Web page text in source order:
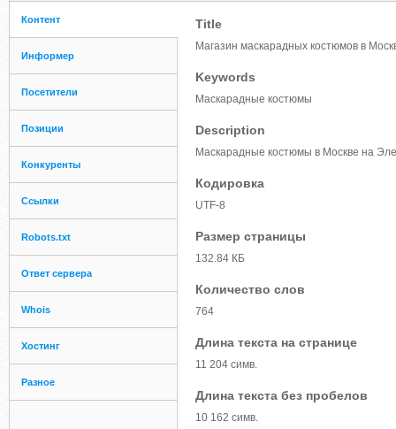
Контент
Информер
Посетители
Позиции
Конкуренты
Ссылки
Robots.txt
Ответ сервера
Whois
Хостинг
Разное
Title
Магазин маскарадных костюмов в
Keywords
Маскарадные костюмы
Description
Маскарадные костюмы в Москве на
Кодировка
UTF-8
Размер страницы
132.84 КБ
Количество слов
764
Длина текста на странице
11 204 симв.
Длина текста без пробелов
10 162 симв.